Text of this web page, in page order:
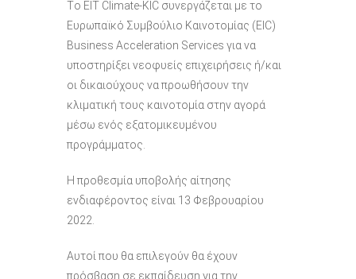
Tο EIT Climate-KIC συνεργάζεται με το
Ευρωπαϊκό Συμβούλιο Καινοτομίας (EIC)
Business Acceleration Services για να
υποστηρίξει νεοφυείς επιχειρήσεις ή/και
οι δικαιούχους να προωθήσουν την
κλιματική τους καινοτομία στην αγορά
μέσω ενός εξατομικευμένου
προγράμματος.
Η προθεσμία υποβολής αίτησης
ενδιαφέροντος είναι 13 Φεβρουαρίου
2022.
Αυτοί που θα επιλεγούν θα έχουν
πρόσβαση σε εκπαίδευση για την